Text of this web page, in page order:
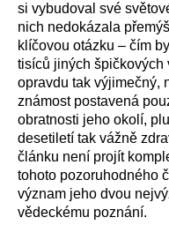
si vybudoval své
nich nedokázala
klíčovou otázku – čím
tisíců jiných špičkových
opravdu tak výjimečný,
známost postavená
obratnosti jeho okolí,
desetiletí tak vážně
článku není projít
tohoto pozoruhodného
význam jeho dvou
vědeckému poznání.